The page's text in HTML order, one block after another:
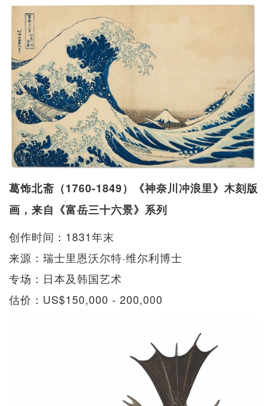
葛饰北斋（1760-1849）《神奈川冲浪里》木刻版
画，来自《富岳三十六景》系列
创作时间：1831年末
来源：瑞士里恩沃尔特·维尔利博士
专场：日本及韩国艺术
估价：US$150,000 - 200,000